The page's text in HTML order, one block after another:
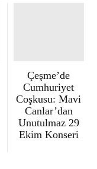
Çeşme’de
Cumhuriyet
Coşkusu: Mavi
Canlar’dan
Unutulmaz 29
Ekim Konseri